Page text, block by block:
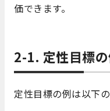
価できます。
2-1. 定性目標
定性目標の例は以下の